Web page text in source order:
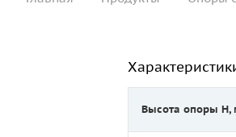
Высота опоры Н,